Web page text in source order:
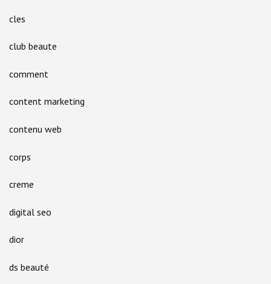
cles
club beaute
comment
content marketing
contenu web
corps
creme
digital seo
dior
ds beauté